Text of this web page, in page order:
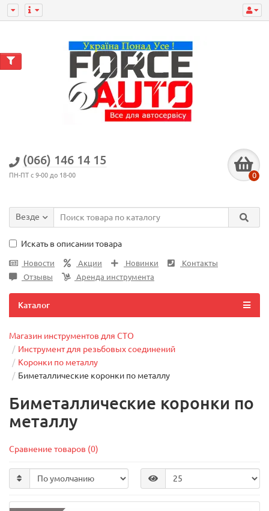
(066) 146 14 15
ПН-ПТ с 9-00 до 18-00 0
Везде
Искать в описании товара
Новости Акции Новинки
Контакты
Отзывы
Аренда инструмента
Каталог
Магазин инструментов для СТО
Инструмент для резьбовых соединений
Коронки по металлу
Биметаллические коронки по металлу
Биметаллические коронки по
металлу
Сравнение товаров (0)